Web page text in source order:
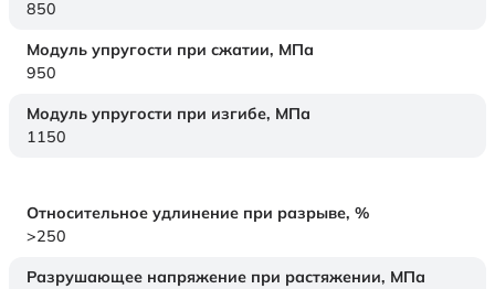
850
Модуль упругости при сжатии, МПа
950
Модуль упругости при изгибе, МПа
1150
Относительное удлинение при разрыве, %
>250
Разрушающее напряжение при растяжении, МПа